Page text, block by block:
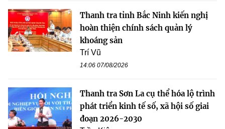
Thanh tra tỉnh Bắc Ninh kiến nghị
hoàn thiện chính sách quản lý
khoáng sản
Trí Vũ
14:06 07/08/2026
Thanh tra Sơn La cụ thể hóa lộ trình
phát triển kinh tế số, xã hội số giai
đoạn 2026-2030